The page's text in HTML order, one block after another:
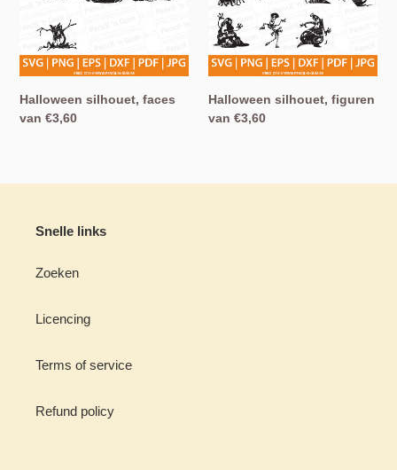
Halloween silhouet, faces
Normale
van €3,60
Halloween silhouet, figuren
Normale
van €3,60
Snelle links
Zoeken
Licencing
Terms of service
Refund policy